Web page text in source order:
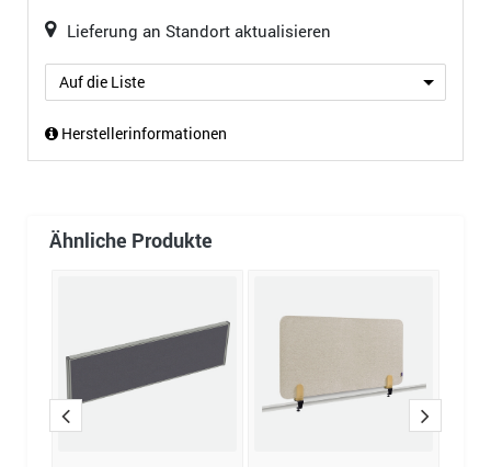
Lieferung an Standort aktualisieren
Auf die Liste
Herstellerinformationen
Ähnliche Produkte